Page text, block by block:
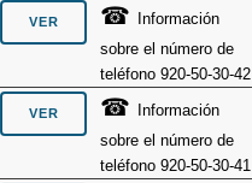
☎ Información
sobre el número de
teléfono 920-50-30-42
☎ Información
sobre el número de
teléfono 920-50-30-41